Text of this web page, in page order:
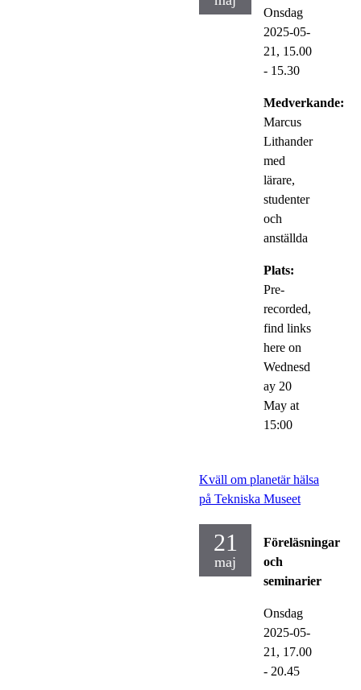
Onsdag
2025-05-
21, 15.00
- 15.30
Medverkande:
Marcus
Lithander
med
lärare,
studenter
och
anställda
Plats:
Pre-
recorded,
find links
here on
Wednesd
ay 20
May at
15:00
Kväll om planetär hälsa
på Tekniska Museet
21
maj
Föreläsningar
och
seminarier
Onsdag
2025-05-
21, 17.00
- 20.45